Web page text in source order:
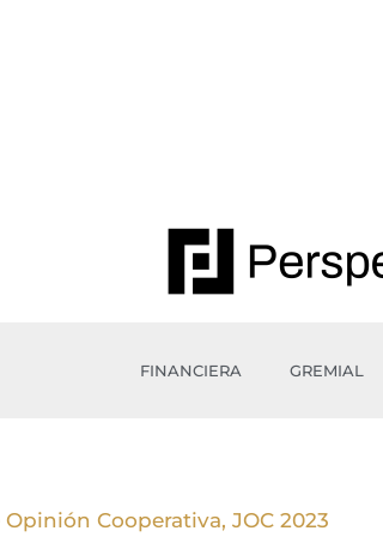
FINANCIERA GREMIAL
Cooperativa, JOC 2023